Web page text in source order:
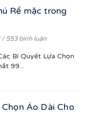
Rể mặc trong
/ 553 bình luận
Bí Quyết Lựa Chọn
99...
Áo Dài Cho